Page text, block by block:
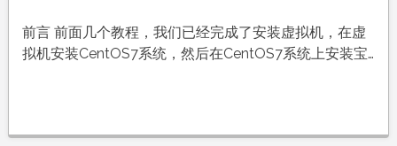
前言 前面几个教程，我们已经完成了安装虚拟机，在虚
拟机安装CentOS7系统，然后在CentOS7系统上安装宝…